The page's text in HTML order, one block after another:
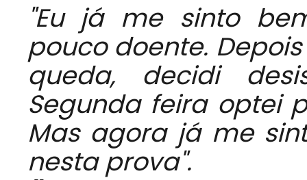
"Eu já me sinto
pouco doente.
queda, decidi
Segunda feira optei
Mas agora já me
nesta prova".